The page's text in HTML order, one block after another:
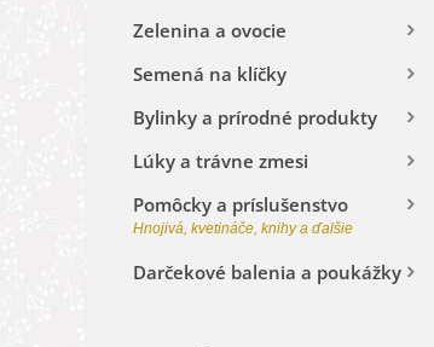
Zelenina a ovocie
Semená na klíčky
Bylinky a prírodné produkty
Lúky a trávne zmesi
Pomôcky a príslušenstvo
Hnojivá, kvetináče, knihy a ďalšie
Darčekové balenia a poukážky